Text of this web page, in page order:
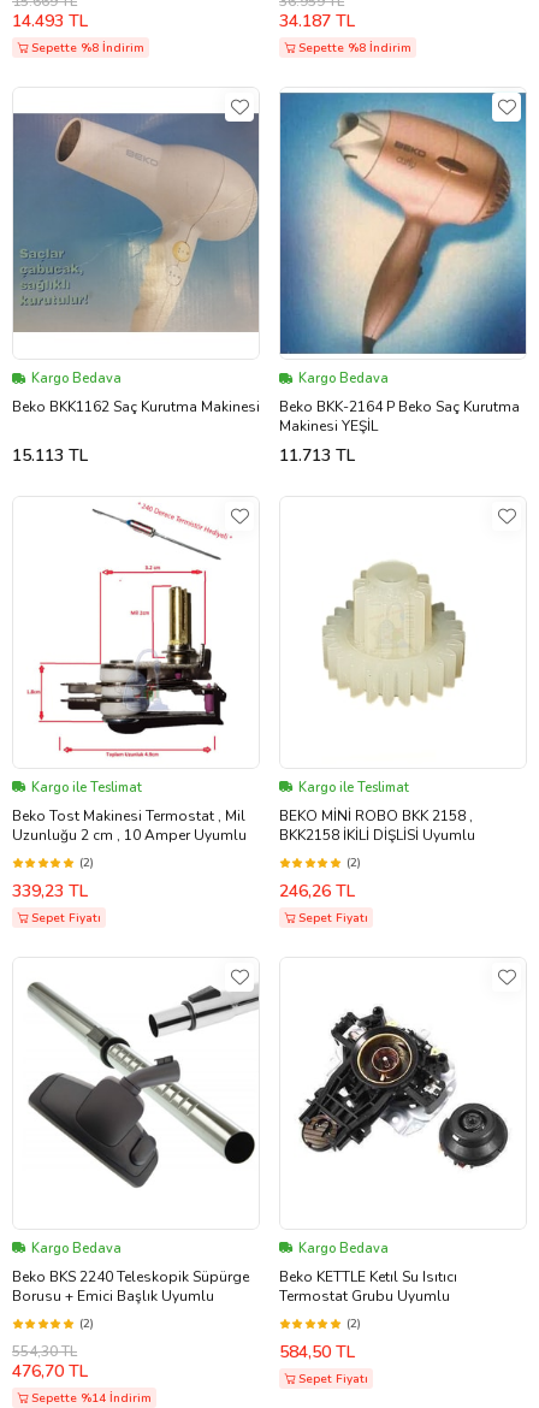
14.493 TL
Sepette %8 İndirim
34.187 TL
Sepette %8 İndirim
Kargo Bedava
Beko BKK1162 Saç Kurutma Makinesi
15.113 TL
Kargo Bedava
Beko BKK-2164 P Beko Saç Kurutma
Makinesi YEŞİL
11.713 TL
Kargo ile Teslimat
Beko Tost Makinesi Termostat , Mil
Uzunluğu 2 cm , 10 Amper Uyumlu
(2)
339,23 TL
Sepet Fiyatı
Kargo ile Teslimat
BEKO MİNİ ROBO BKK 2158 ,
BKK2158 İKİLİ DİŞLİSİ Uyumlu
(2)
246,26 TL
Sepet Fiyatı
Kargo Bedava
Beko BKS 2240 Teleskopik Süpürge
Borusu + Emici Başlık Uyumlu
(2)
554,30 TL
476,70 TL
Sepette %14 İndirim
Kargo Bedava
Beko KETTLE Ketıl Su Isıtıcı
Termostat Grubu Uyumlu
(2)
584,50 TL
Sepet Fiyatı